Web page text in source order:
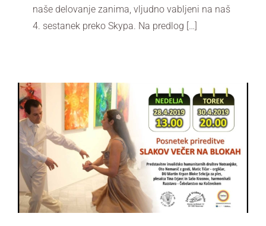
naše delovanje zanima, vljudno vabljeni na naš
4. sestanek preko Skypa. Na predlog […]